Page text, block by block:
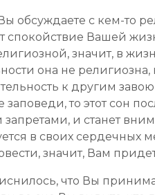
обсуждаете с кем-то
спокойствие Вашей
значит, в
она не религиозна,
к другим
заповеди, то этот сон
и станет
в своих сердечных
значит, Вам
что Вы